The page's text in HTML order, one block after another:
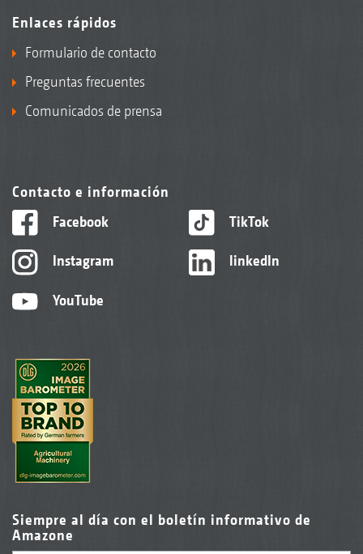
Enlaces rápidos
Formulario de contacto
Preguntas frecuentes
Comunicados de prensa
Contacto e información
Facebook
Instagram
YouTube
TikTok
linkedIn
Siempre al día con el boletín informativo de
Amazone